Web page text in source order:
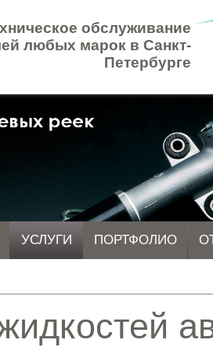
обслуживание
любых марок в Санкт-
Петербурге
УСЛУГИ ПОРТФОЛИО